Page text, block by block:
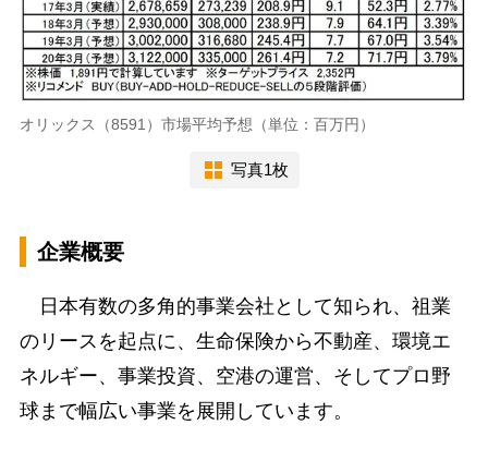
オリックス（8591）市場平均予想（単位：百万円）
写真1枚
企業概要
日本有数の多角的事業会社として知られ、祖業
のリースを起点に、生命保険から不動産、環境エ
ネルギー、事業投資、空港の運営、そしてプロ野
球まで幅広い事業を展開しています。